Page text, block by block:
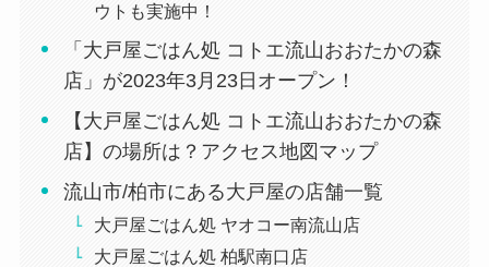
ウトも実施中！
「大戸屋ごはん処 コトエ流山おおたかの森
店」が2023年3月23日オープン！
【大戸屋ごはん処 コトエ流山おおたかの森
店】の場所は？アクセス地図マップ
流山市/柏市にある大戸屋の店舗一覧
大戸屋ごはん処 ヤオコー南流山店
大戸屋ごはん処 柏駅南口店